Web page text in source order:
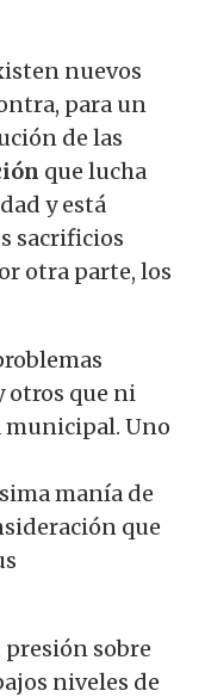
nuevos
para un
de las
que lucha
y está
sacrificios
otra parte, los
otros que ni
municipal. Uno
manía de
que
presión sobre
niveles de